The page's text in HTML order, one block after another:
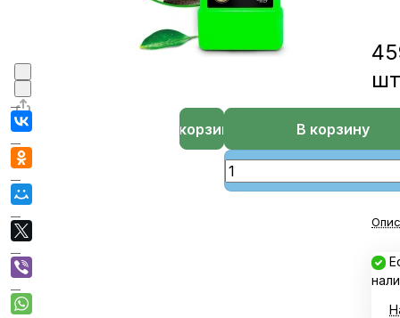
шт
В корзину
В корзине